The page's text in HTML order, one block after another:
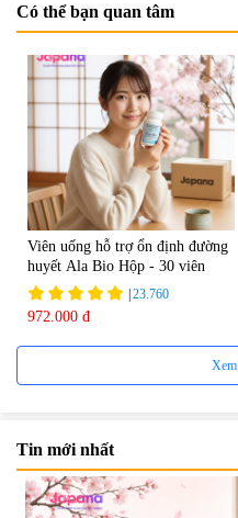
Có thể bạn quan tâm
Viên uống hỗ trợ ổn định đường
huyết Ala Bio Hộp - 30 viên
|23.760
972.000 đ
Tin mới nhất